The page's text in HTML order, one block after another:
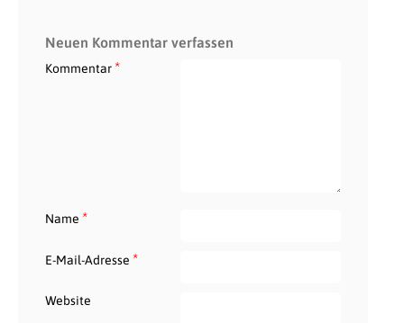
Neuen Kommentar verfassen
Kommentar*
Name *
E-Mail-Adresse *
Website